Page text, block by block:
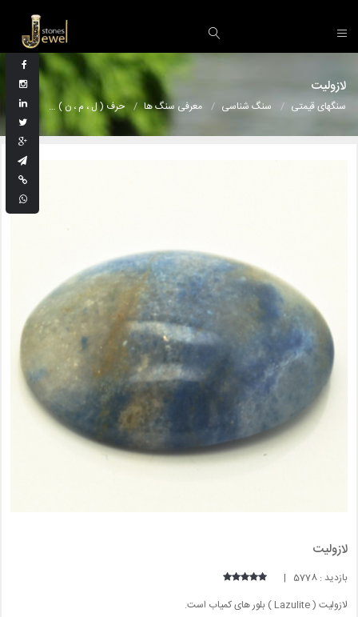
لازولیت
سنگهای قیمتی سنگ شناسی معرفی سنگ ها حرف ( ل ، م ، ن ) لازولیت
لازولیت
بازدید : 5778 |
لازولیت ( Lazulite ) بلور های کمیاب است.